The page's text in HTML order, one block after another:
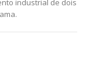
industrial de dois